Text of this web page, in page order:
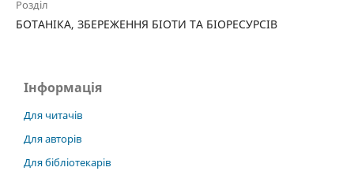
Розділ
БОТАНІКА, ЗБЕРЕЖЕННЯ БІОТИ ТА БІОРЕСУРСІВ
Інформація
Для читачів
Для авторів
Для бібліотекарів